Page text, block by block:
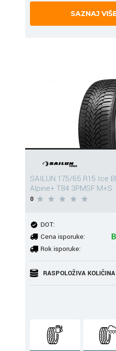
SAZNAJ
SAILUN 175/65 R15 Ice
Alpine+ T84 3PMSF M+S
0
DOT:
Cena isporuke:
Rok isporuke:
RASPOLOŽIVA